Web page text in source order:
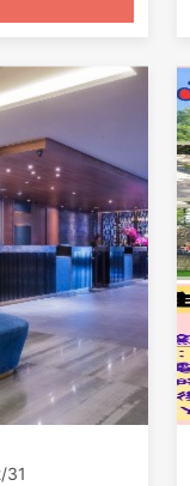
房一大床 或
依人數
：標準車
。
31